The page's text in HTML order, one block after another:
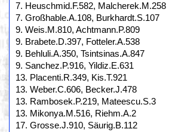
7. Heuschmid.F.582, Malcherek.M.258
7. Großhable.A.108, Burkhardt.S.107
9. Weis.M.810, Achtmann.P.809
9. Brabete.D.397, Fotteler.A.538
9. Behluli.A.350, Tsintsinas.A.847
9. Sanchez.P.916, Yildiz.E.631
13. Placenti.R.349, Kis.T.921
13. Weber.C.606, Becker.J.478
13. Rambosek.P.219, Mateescu.S.3
13. Mikonya.M.516, Riehm.A.2
17. Grosse.J.910, Säurig.B.112